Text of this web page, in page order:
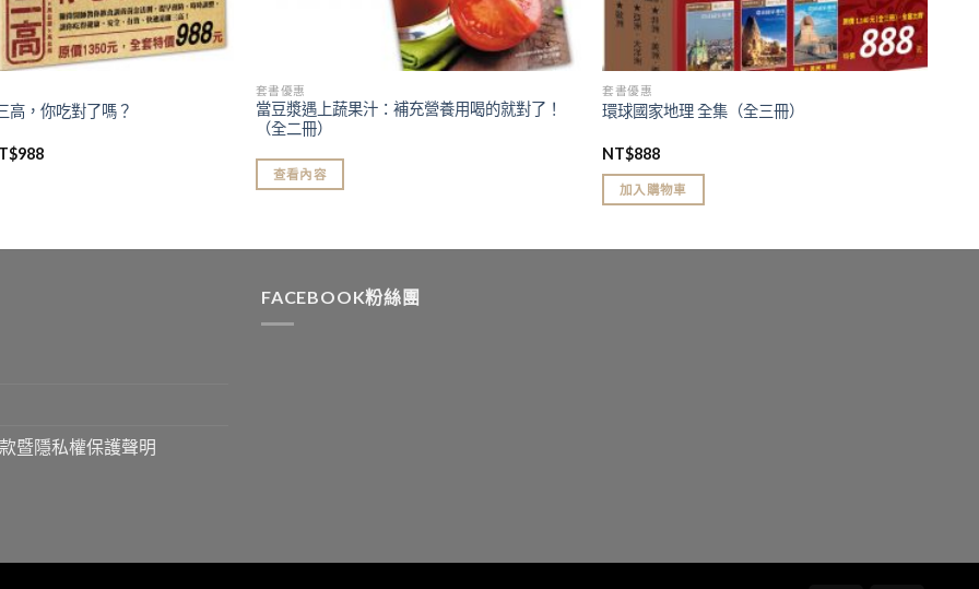
高，你吃對了嗎？
988
套書優惠
當豆漿遇上蔬果汁：補充營養用喝的就對了！
（全二冊）
查看內容
套書優惠
環球國家地理 全集（全三冊）
NT$888
加入購物車
暨隱私權保護聲明
FACEBOOK粉絲團